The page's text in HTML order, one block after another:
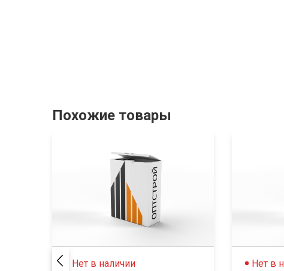
Похожие товары
Нет в наличии
Нет в